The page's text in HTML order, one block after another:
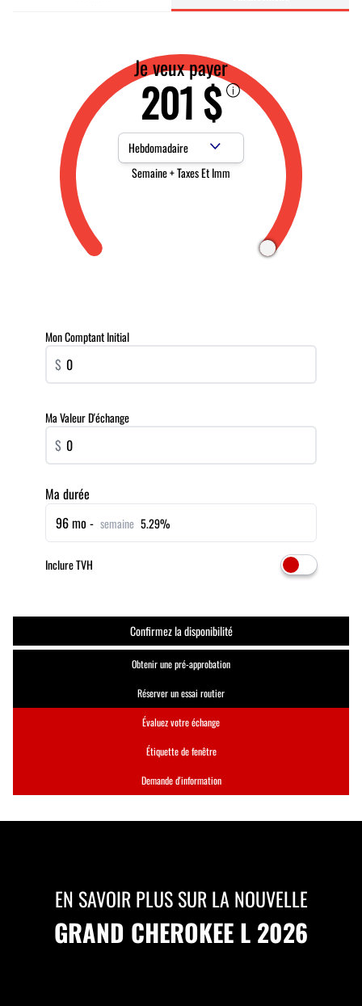
Obtenir une pré-approbation
Réserver un essai routier
Évaluez votre échange
Étiquette de fenêtre
Demande d'information
Je veux payer
201 $
Fréquence des paiements
Semaine + Taxes Et Imm
Mon Comptant Initial
$
Ma Valeur D'échange
$
Ma durée
96 mo - semaine 5.29%
Inclure TVH
Confirmez la disponibilité
EN SAVOIR PLUS SUR LA NOUVELLE
GRAND CHEROKEE L 2026